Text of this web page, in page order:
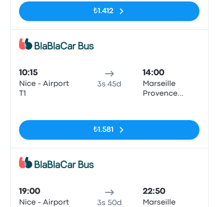
₺1.412
10:15
Nice - Airport
T1
3s 45d
14:00
Marseille
Provence
₺1.581
19:00
Nice - Airport
3s 50d
22:50
Marseille